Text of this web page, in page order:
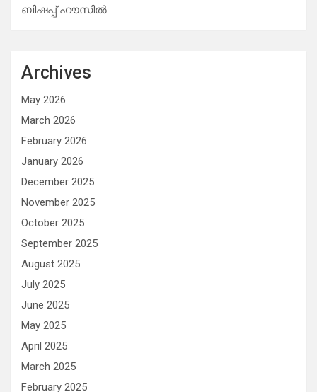
ബിഷപ്പ് ഹൗസില്‍
Archives
May 2026
March 2026
February 2026
January 2026
December 2025
November 2025
October 2025
September 2025
August 2025
July 2025
June 2025
May 2025
April 2025
March 2025
February 2025